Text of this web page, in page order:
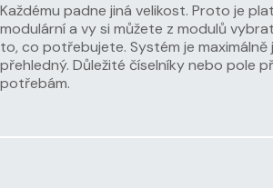
Každému padne jiná velikost. Proto je
modulární a vy si můžete z modulů
to, co potřebujete. Systém je
přehledný. Důležité číselníky nebo pole
potřebám.